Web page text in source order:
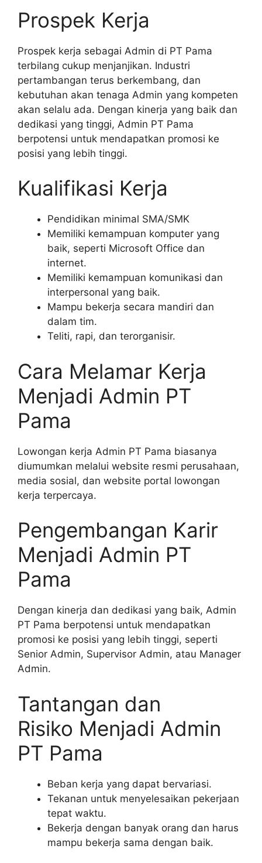
Prospek Kerja
Prospek kerja sebagai Admin di PT Pama
terbilang cukup menjanjikan. Industri
pertambangan terus berkembang, dan
kebutuhan akan tenaga Admin yang kompeten
akan selalu ada. Dengan kinerja yang baik dan
dedikasi yang tinggi, Admin PT Pama
berpotensi untuk mendapatkan promosi ke
posisi yang lebih tinggi.
Kualifikasi Kerja
Pendidikan minimal SMA/SMK
Memiliki kemampuan komputer yang
baik, seperti Microsoft Office dan
internet.
Memiliki kemampuan komunikasi dan
interpersonal yang baik.
Mampu bekerja secara mandiri dan
dalam tim.
Teliti, rapi, dan terorganisir.
Cara Melamar Kerja
Menjadi Admin PT
Pama
Lowongan kerja Admin PT Pama biasanya
diumumkan melalui website resmi perusahaan,
media sosial, dan website portal lowongan
kerja terpercaya.
Pengembangan Karir
Menjadi Admin PT
Pama
Dengan kinerja dan dedikasi yang baik, Admin
PT Pama berpotensi untuk mendapatkan
promosi ke posisi yang lebih tinggi, seperti
Senior Admin, Supervisor Admin, atau Manager
Admin.
Tantangan dan
Risiko Menjadi Admin
PT Pama
Beban kerja yang dapat bervariasi.
Tekanan untuk menyelesaikan pekerjaan
tepat waktu.
Bekerja dengan banyak orang dan harus
mampu bekerja sama dengan baik.